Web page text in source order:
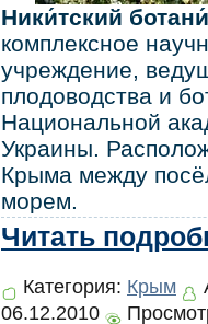
Ники́тский
комплексное
учреждение,
плодоводства и
Национальной
Украины.
Крыма между
морем.
Читать
Категория: Крым
06.12.2010